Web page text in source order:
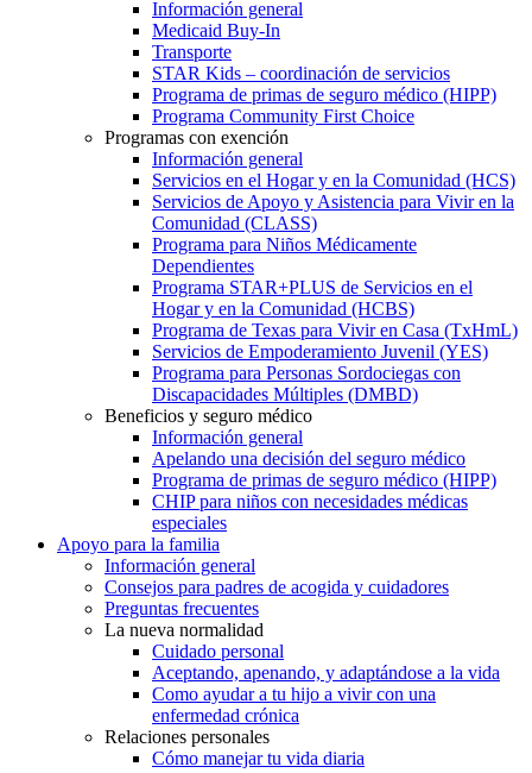
Información general
Medicaid Buy-In
Transporte
STAR Kids – coordinación de servicios
Programa de primas de seguro médico (HIPP)
Programa Community First Choice
Programas con exención
Información general
Servicios en el Hogar y en la Comunidad (HCS)
Servicios de Apoyo y Asistencia para Vivir en la
Comunidad (CLASS)
Programa para Niños Médicamente
Dependientes
Programa STAR+PLUS de Servicios en el
Hogar y en la Comunidad (HCBS)
Programa de Texas para Vivir en Casa (TxHmL)
Servicios de Empoderamiento Juvenil (YES)
Programa para Personas Sordociegas con
Discapacidades Múltiples (DMBD)
Beneficios y seguro médico
Información general
Apelando una decisión del seguro médico
Programa de primas de seguro médico (HIPP)
CHIP para niños con necesidades médicas
especiales
Apoyo para la familia
Información general
Consejos para padres de acogida y cuidadores
Preguntas frecuentes
La nueva normalidad
Cuidado personal
Aceptando, apenando, y adaptándose a la vida
Como ayudar a tu hijo a vivir con una
enfermedad crónica
Relaciones personales
Cómo manejar tu vida diaria